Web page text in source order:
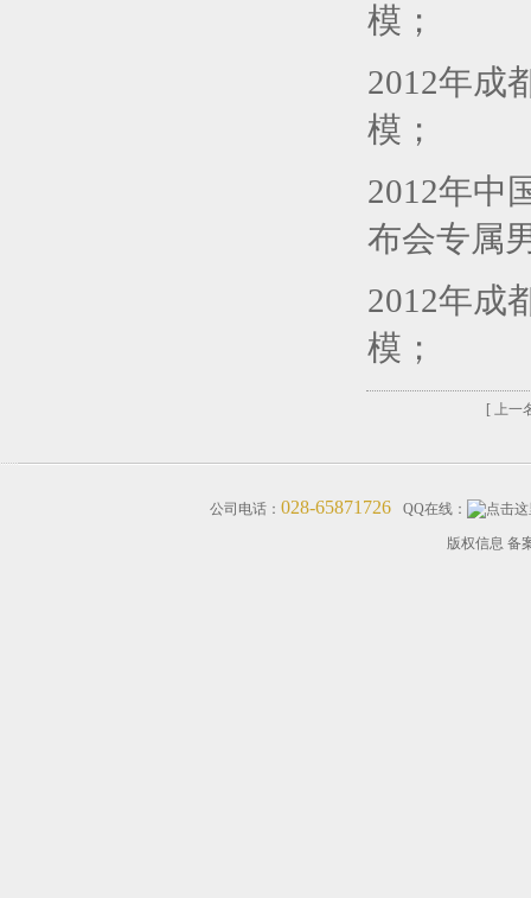
模；
2012年成
模；
2012年中
布会专属
2012年成
模；
[ 上一
公司电话： 028-65871726 QQ在线：
版权信息 备